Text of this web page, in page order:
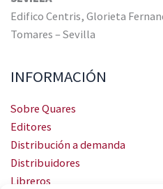
Edifico Centris, Glorieta
Tomares – Sevilla
INFORMACIÓN
Sobre Quares
Editores
Distribución a demanda
Distribuidores
Libreros